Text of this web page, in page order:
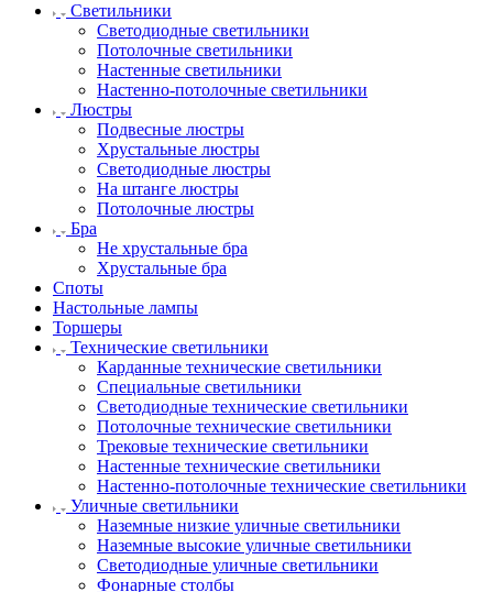
Светильники
Светодиодные светильники
Потолочные светильники
Настенные светильники
Настенно-потолочные светильники
Люстры
Подвесные люстры
Хрустальные люстры
Светодиодные люстры
На штанге люстры
Потолочные люстры
Бра
Не хрустальные бра
Хрустальные бра
Споты
Настольные лампы
Торшеры
Технические светильники
Карданные технические светильники
Специальные светильники
Светодиодные технические светильники
Потолочные технические светильники
Трековые технические светильники
Настенные технические светильники
Настенно-потолочные технические светильники
Уличные светильники
Наземные низкие уличные светильники
Наземные высокие уличные светильники
Светодиодные уличные светильники
Фонарные столбы